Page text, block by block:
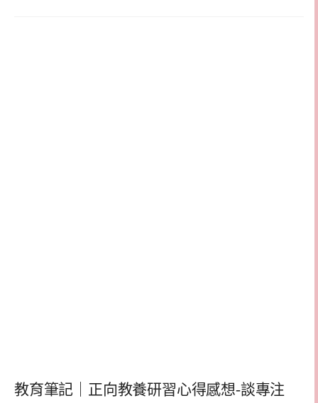
教育筆記｜正向教養研習心得感想-談專注